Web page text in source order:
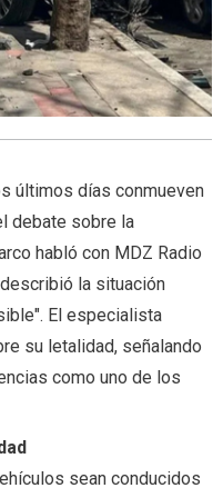
últimos días conmueven
debate sobre la
habló con MDZ Radio
la situación
El especialista
su letalidad, señalando
como uno de los
sean conducidos